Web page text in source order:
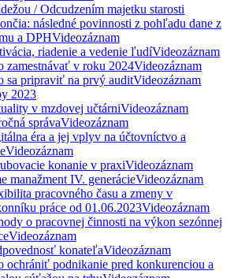
/ Odcudzením majetku starosti
následné povinnosti z pohľadu dane z
a DPHVideozáznam
riadenie a vedenie ľudíVideozáznam
zamestnávať v roku 2024Videozáznam
sa pripraviť na prvý auditVideozáznam
2023
v mzdovej učtárniVideozáznam
správaVideozáznam
éra a jej vplyv na účtovníctvo a
Videozáznam
konanie v praxiVideozáznam
manažment IV. generácieVideozáznam
pracovného času a zmeny v
práce od 01.06.2023Videozáznam
o pracovnej činnosti na výkon sezónnej
Videozáznam
konateľaVideozáznam
ochrániť podnikanie pred konkurenciou a